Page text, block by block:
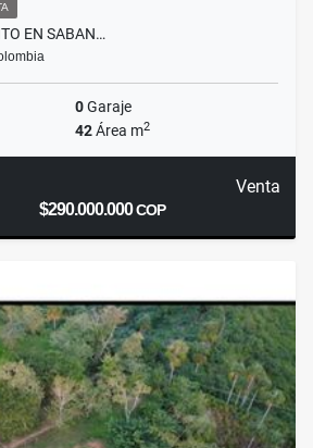
EN SABAN…
0Garaje
42Área m2
Venta
$290.000.000COP